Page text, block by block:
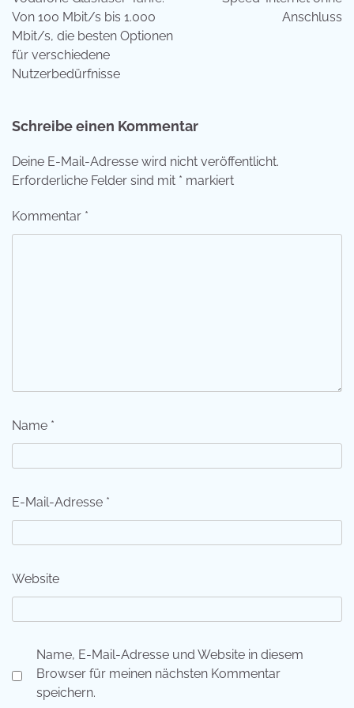
Von 100 Mbit/s bis 1.000
Mbit/s, die besten Optionen
für verschiedene
Nutzerbedürfnisse
Anschluss
Schreibe einen Kommentar
Deine E-Mail-Adresse wird nicht veröffentlicht.
Erforderliche Felder sind mit * markiert
Kommentar *
Name *
E-Mail-Adresse *
Website
Name, E-Mail-Adresse und Website in diesem
Browser für meinen nächsten Kommentar
speichern.